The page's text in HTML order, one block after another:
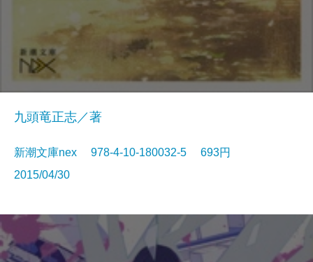
九頭竜正志／著
新潮文庫nex 978-4-10-180032-5 693円
2015/04/30